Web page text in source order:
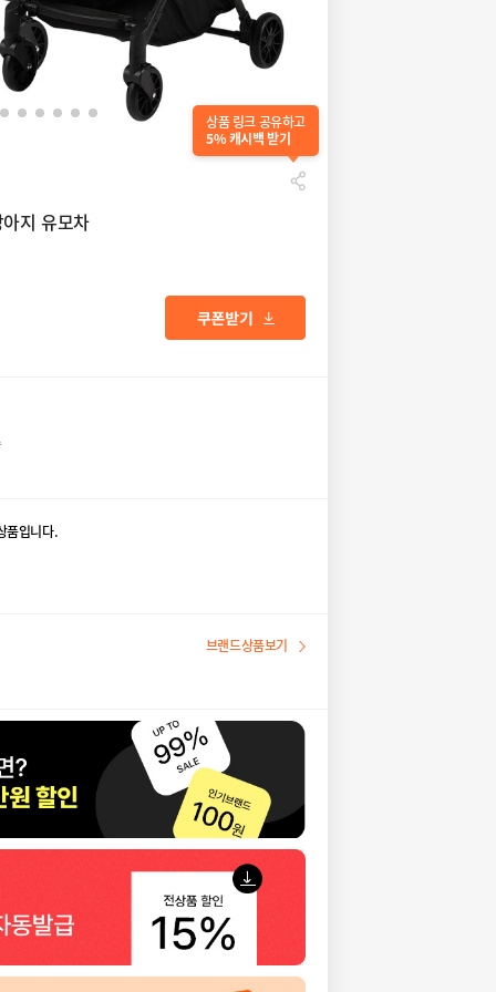
상품 링크 공유하고
5% 캐시백 받기
지 유모차
품입니다.
브랜드상품보기